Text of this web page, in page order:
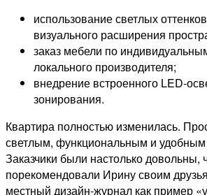
использование светлых
визуального расширения
заказ мебели по
локального производителя;
внедрение встроенного LED-
зонирования.
Квартира полностью изменилась.
светлым, функциональным и удобным
Заказчики были настолько довольны,
порекомендовали Ирину своим
местный дизайн-журнал как пример